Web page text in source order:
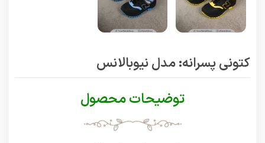
کتونی پسرانه: مدل نیوبالانس
توضیحات محصول